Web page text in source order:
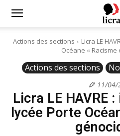
Licra
Antiraciste
Actions des sections
Licra LE
Océane « Racisme
Actions des sections
11/04/
Licra LE HAVRE
lycée Porte